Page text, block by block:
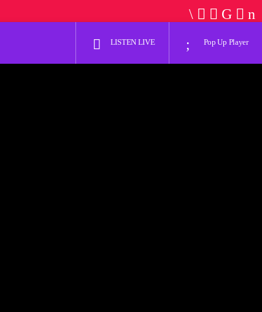
Pop Up Player
LISTEN LIVE